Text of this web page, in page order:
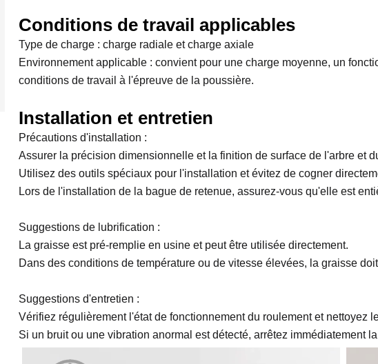
Conditions de travail applicables
Type de charge : charge radiale et charge axiale
Environnement applicable : convient pour une charge moyenne, un
conditions de travail à l'épreuve de la poussière.
Installation et entretien
Précautions d'installation :
Assurer la précision dimensionnelle et la finition de surface de l'arbre et
Utilisez des outils spéciaux pour l'installation et évitez de cogner
Lors de l'installation de la bague de retenue, assurez-vous qu'elle est
Suggestions de lubrification :
La graisse est pré-remplie en usine et peut être utilisée directement.
Dans des conditions de température ou de vitesse élevées, la graisse
Suggestions d'entretien :
Vérifiez régulièrement l'état de fonctionnement du roulement et nettoyez
Si un bruit ou une vibration anormal est détecté, arrêtez immédiatement